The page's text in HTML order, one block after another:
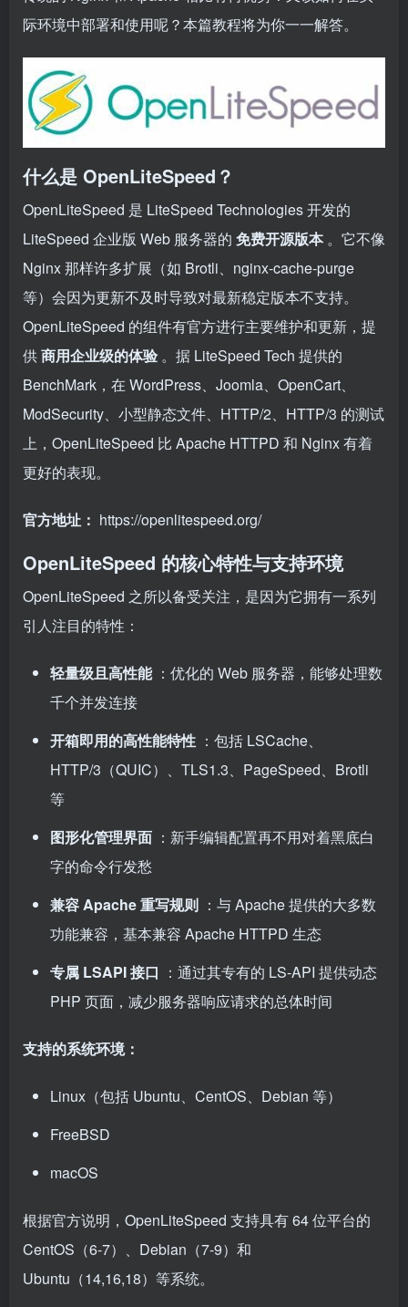
际环境中部署和使用呢？本篇教程将为你一一解答。
什么是 OpenLiteSpeed？
OpenLiteSpeed 是 LiteSpeed Technologies 开发的
LiteSpeed 企业版 Web 服务器的 免费开源版本。它不像
Nginx 那样许多扩展（如 Brotli、nginx-cache-purge
等）会因为更新不及时导致对最新稳定版本不支持。
OpenLiteSpeed 的组件有官方进行主要维护和更新，提
供商用企业级的体验 。据 LiteSpeed Tech 提供的
BenchMark，在 WordPress、Joomla、OpenCart、
ModSecurity、小型静态文件、HTTP/2、HTTP/3 的测试
上，OpenLiteSpeed 比 Apache HTTPD 和 Nginx 有着
更好的表现。
官方地址： https://openlitespeed.org/
OpenLiteSpeed 的核心特性与支持环境
OpenLiteSpeed 之所以备受关注，是因为它拥有一系列
引人注目的特性：
轻量级且高性能 ：优化的 Web 服务器，能够处理数
千个并发连接
开箱即用的高性能特性 ：包括 LSCache、
HTTP/3（QUIC）、TLS1.3、PageSpeed、Brotli
等
图形化管理界面 ：新手编辑配置再不用对着黑底白
字的命令行发愁
兼容 Apache 重写规则 ：与 Apache 提供的大多数
功能兼容，基本兼容 Apache HTTPD 生态
专属 LSAPI 接口 ：通过其专有的 LS-API 提供动态
PHP 页面，减少服务器响应请求的总体时间
支持的系统环境：
Linux（包括 Ubuntu、CentOS、Debian 等）
FreeBSD
macOS
根据官方说明，OpenLiteSpeed 支持具有 64 位平台的
CentOS（6-7）、Debian（7-9）和
Ubuntu（14,16,18）等系统。